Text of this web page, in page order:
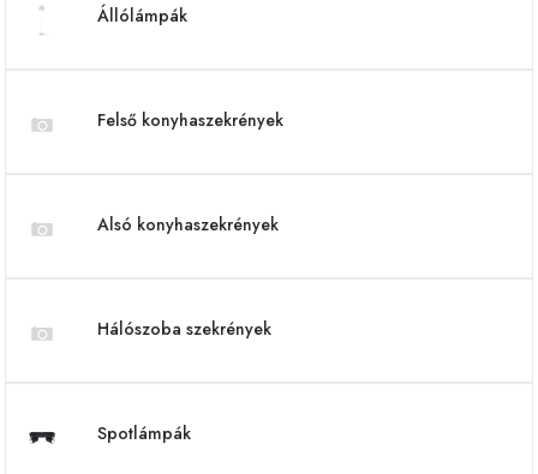
Állólámpák
Felső konyhaszekrények
Alsó konyhaszekrények
Hálószoba szekrények
Spotlámpák